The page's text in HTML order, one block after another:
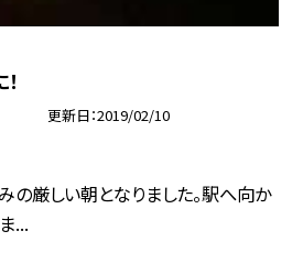
更新日 2019/02/10
の厳しい朝となりました。駅へ向か
...